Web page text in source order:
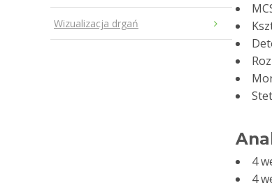
Wizualizacja drgań
4
4